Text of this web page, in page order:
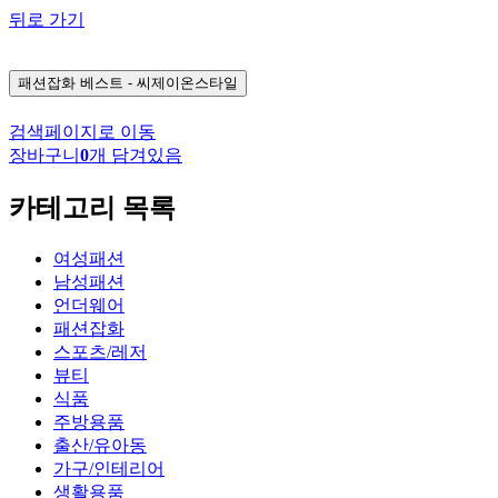
뒤로 가기
패션잡화 베스트 - 씨제이온스타일
검색페이지로 이동
장바구니 0개 담겨있음
카테고리 목록
여성패션
남성패션
언더웨어
패션잡화
스포츠/레저
뷰티
식품
주방용품
출산/유아동
가구/인테리어
생활용품